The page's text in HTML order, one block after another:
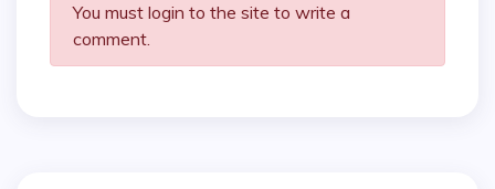
You must login to the site to write a
comment.